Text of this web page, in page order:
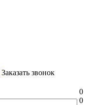
Заказать звонок
0
0